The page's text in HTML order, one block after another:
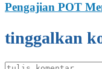
Pengajian POT
tinggalkan